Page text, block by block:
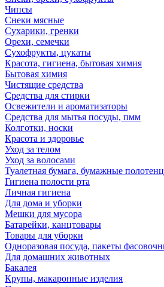
Чипсы
Снеки мясные
Сухарики, гренки
Орехи, семечки
Сухофрукты, цукаты
Красота, гигиена, бытовая химия
Бытовая химия
Чистящие средства
Средства для стирки
Освежители и ароматизаторы
Средства для мытья посуды, пмм
Колготки, носки
Красота и здоровье
Уход за телом
Уход за волосами
Туалетная бумага, бумажные
Гигиена полости рта
Личная гигиена
Для дома и уборки
Мешки для мусора
Батарейки, канцтовары
Товары для уборки
Одноразовая посуда, пакеты
Для домашних животных
Бакалея
Крупы, макаронные изделия